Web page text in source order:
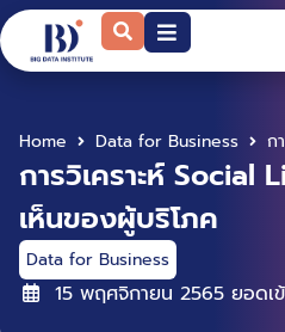
Home Data for Business
การวิเคราะห์ Social
เห็นของผู้บริโภค
Data for Business
15 พฤศจิกายน 2565 ยอดเ